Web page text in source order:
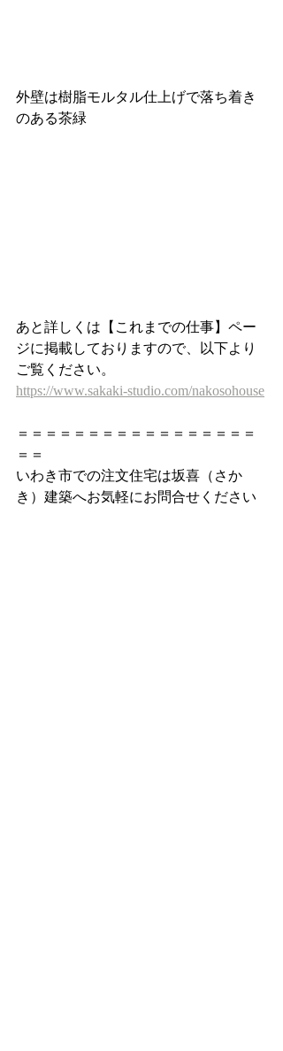
外壁は樹脂モルタル仕上げで落ち着き
のある茶緑
あと詳しくは【これまでの仕事】ペー
ジに掲載しておりますので、以下より
ご覧ください。
https://www.sakaki-studio.com/nakosohouse
＝＝＝＝＝＝＝＝＝＝＝＝＝＝＝＝＝
＝＝
いわき市での注文住宅は坂喜（さか
き）建築へお気軽にお問合せください